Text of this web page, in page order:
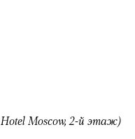
Moscow, 2-й этаж)